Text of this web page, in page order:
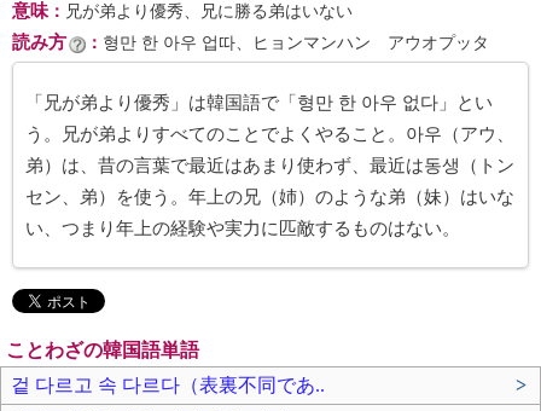
意味： 兄が弟より優秀、兄に勝る弟はいない
読み方 ： 형만 한 아우 업따、ヒョンマンハン アウオプッタ
「兄が弟より優秀」は韓国語で「형만 한 아우 없다」とい
う。兄が弟よりすべてのことでよくやること。아우（アウ、
弟）は、昔の言葉で最近はあまり使わず、最近は동생（トン
セン、弟）を使う。年上の兄（姉）のような弟（妹）はいな
い、つまり年上の経験や実力に匹敵するものはない。
ことわざの韓国語単語
겉 다르고 속 다르다（表裏不同であ..
>